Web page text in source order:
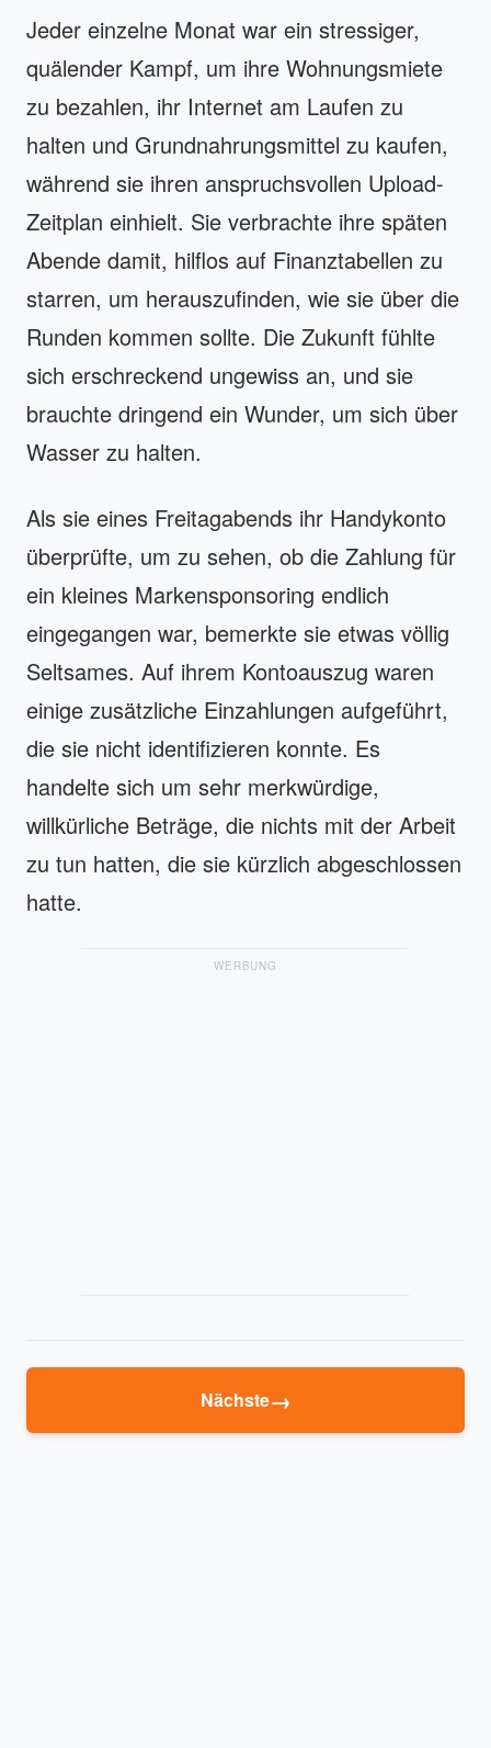
Jeder einzelne Monat war ein stressiger,
quälender Kampf, um ihre Wohnungsmiete
zu bezahlen, ihr Internet am Laufen zu
halten und Grundnahrungsmittel zu kaufen,
während sie ihren anspruchsvollen Upload-
Zeitplan einhielt. Sie verbrachte ihre späten
Abende damit, hilflos auf Finanztabellen zu
starren, um herauszufinden, wie sie über die
Runden kommen sollte. Die Zukunft fühlte
sich erschreckend ungewiss an, und sie
brauchte dringend ein Wunder, um sich über
Wasser zu halten.
Als sie eines Freitagabends ihr Handykonto
überprüfte, um zu sehen, ob die Zahlung für
ein kleines Markensponsoring endlich
eingegangen war, bemerkte sie etwas völlig
Seltsames. Auf ihrem Kontoauszug waren
einige zusätzliche Einzahlungen aufgeführt,
die sie nicht identifizieren konnte. Es
handelte sich um sehr merkwürdige,
willkürliche Beträge, die nichts mit der Arbeit
zu tun hatten, die sie kürzlich abgeschlossen
hatte.
WERBUNG
Nächste→